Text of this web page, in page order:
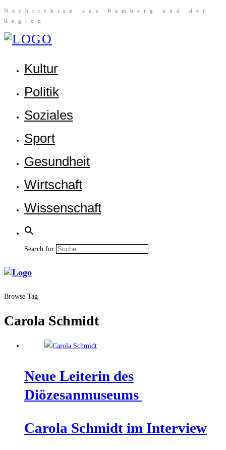
Nach­rich­ten aus Bam­berg und der
Region
Kul­tur
Poli­tik
Sozia­les
Sport
Gesund­heit
Wirt­schaft
Wis­sen­schaft
Search for:
Browse Tag
Carola Schmidt
Neue Lei­te­rin des
Diözesanmuseums
Caro­la Schmidt im Interview